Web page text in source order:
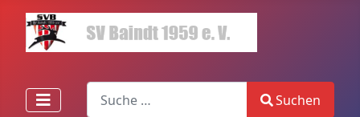
Search
Suchen